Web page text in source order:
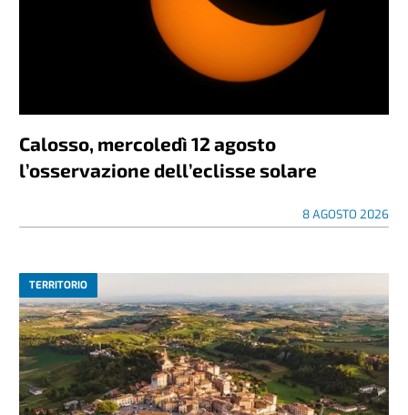
Calosso, mercoledì 12 agosto
l’osservazione dell’eclisse solare
8 AGOSTO 2026
TERRITORIO